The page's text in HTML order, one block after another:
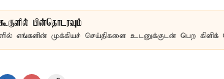
பின்தொடரவும்
எங்களின் முக்கியச் செய்திகளை உடனுக்குடன் பெற கிளிக்